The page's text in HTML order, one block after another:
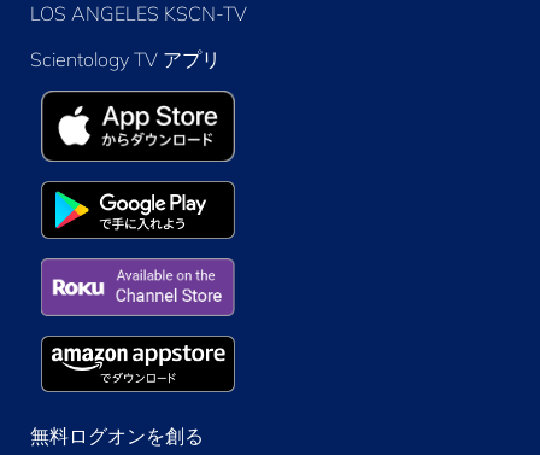
LOS ANGELES KSCN-TV
Scientology TV アプリ
無料ログオンを創る